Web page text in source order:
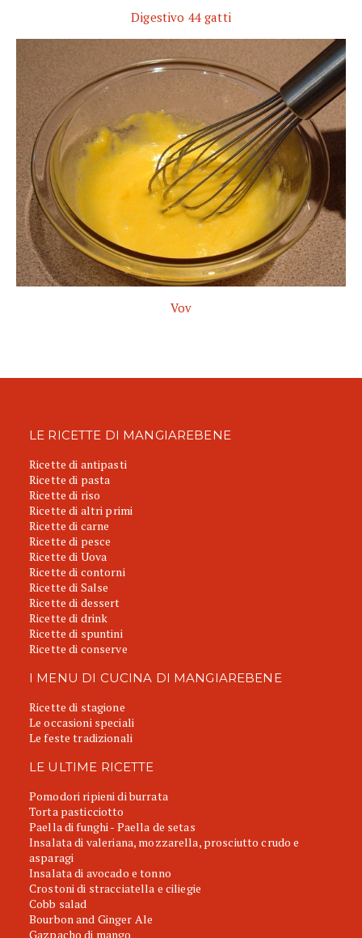
Digestivo 44 gatti
Vov
LE RICETTE DI MANGIAREBENE
Ricette di antipasti
Ricette di pasta
Ricette di riso
Ricette di altri primi
Ricette di carne
Ricette di pesce
Ricette di Uova
Ricette di contorni
Ricette di Salse
Ricette di dessert
Ricette di drink
Ricette di spuntini
Ricette di conserve
I MENU DI CUCINA DI MANGIAREBENE
Ricette di stagione
Le occasioni speciali
Le feste tradizionali
LE ULTIME RICETTE
Pomodori ripieni di burrata
Torta pasticciotto
Paella di funghi - Paella de setas
Insalata di valeriana, mozzarella, prosciutto crudo e
asparagi
Insalata di avocado e tonno
Crostoni di stracciatella e ciliegie
Cobb salad
Bourbon and Ginger Ale
Gazpacho di mango